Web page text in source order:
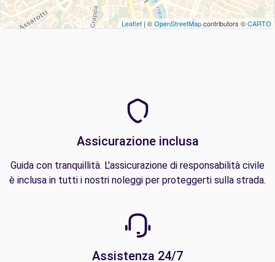
Leaflet | ©OpenStreetMapcontributors ©CARTO
Assicurazione inclusa
Guida con tranquillità. L'assicurazione di responsabilità civile
è inclusa in tutti i nostri noleggi per proteggerti sulla strada.
Assistenza 24/7